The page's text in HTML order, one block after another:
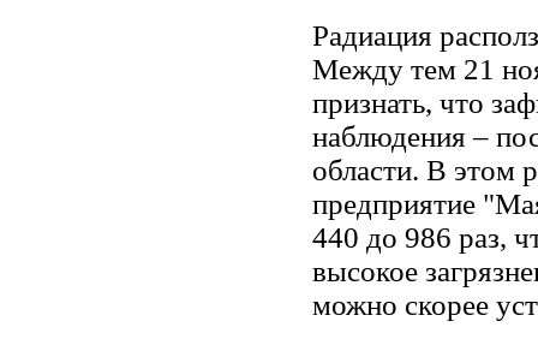
Радиация
Между тем 21
признать, что
наблюдения –
области. В этом
предприятие
440 до 986 раз,
высокое
можно скорее